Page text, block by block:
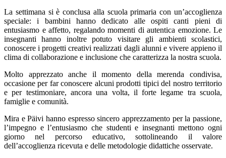
La settimana si è conclusa alla scuola primaria con un’accoglienza
speciale: i bambini hanno dedicato alle ospiti canti pieni di
entusiasmo e affetto, regalando momenti di autentica emozione. Le
insegnanti hanno inoltre potuto visitare gli ambienti scolastici,
conoscere i progetti creativi realizzati dagli alunni e vivere appieno il
clima di collaborazione e inclusione che caratterizza la nostra scuola.
Molto apprezzato anche il momento della merenda condivisa,
occasione per far conoscere alcuni prodotti tipici del nostro territorio
e per testimoniare, ancora una volta, il forte legame tra scuola,
famiglie e comunità.
Mira e Päivi hanno espresso sincero apprezzamento per la passione,
l’impegno e l’entusiasmo che studenti e insegnanti mettono ogni
giorno nel percorso educativo, sottolineando il valore
dell’accoglienza ricevuta e delle metodologie didattiche osservate.